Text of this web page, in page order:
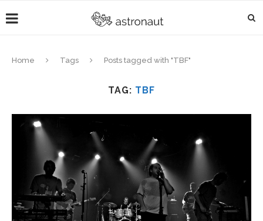
Home Tags Posts tagged with "TBF"
TAG: TBF